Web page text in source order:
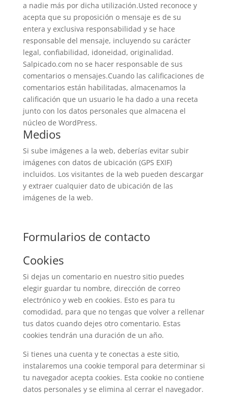
a nadie más por dicha utilización.Usted reconoce y
acepta que su proposición o mensaje es de su
entera y exclusiva responsabilidad y se hace
responsable del mensaje, incluyendo su carácter
legal, confiabilidad, idoneidad, originalidad.
Salpicado.com no se hacer responsable de sus
comentarios o mensajes.Cuando las calificaciones de
comentarios están habilitadas, almacenamos la
calificación que un usuario le ha dado a una receta
junto con los datos personales que almacena el
núcleo de WordPress.
Medios
Si sube imágenes a la web, deberías evitar subir
imágenes con datos de ubicación (GPS EXIF)
incluidos. Los visitantes de la web pueden descargar
y extraer cualquier dato de ubicación de las
imágenes de la web.
Formularios de contacto
Cookies
Si dejas un comentario en nuestro sitio puedes
elegir guardar tu nombre, dirección de correo
electrónico y web en cookies. Esto es para tu
comodidad, para que no tengas que volver a rellenar
tus datos cuando dejes otro comentario. Estas
cookies tendrán una duración de un año.
Si tienes una cuenta y te conectas a este sitio,
instalaremos una cookie temporal para determinar si
tu navegador acepta cookies. Esta cookie no contiene
datos personales y se elimina al cerrar el navegador.